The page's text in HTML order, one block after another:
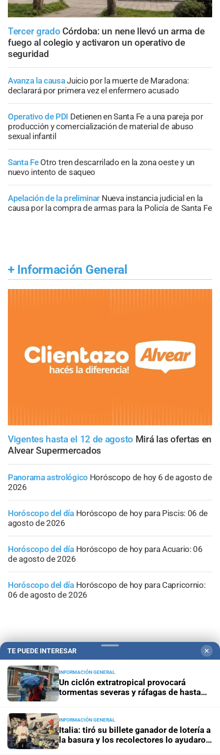
Tercer grado Córdoba: un nene llevó un arma de
fuego al colegio y activaron un operativo de
seguridad
Avanza la causaJuicio por la muerte de Maradona:
declarará por primera vez el enfermero acusado
Operativo de PDI Detienen en Santa Fe a una pareja por
producción y comercialización de material de abuso
sexual infantil
Santa Fe Otro tren descarrilado en la zona oeste y un
nuevo intento de saqueo
Apelación de la preliminar Nueva instancia judicial en la
causa por la compra de armas para la Policía de Santa Fe
+ Información General
Vigentes hasta el 12 de agosto Mirá las ofertas en
Alvear Supermercados
Panorama astrológico Horóscopo de hoy 6 de agosto de
2026
Horóscopo del día Horóscopo de hoy para Piscis: 06 de
agosto de 2026
Horóscopo del día Horóscopo de hoy para Acuario: 06
de agosto de 2026
Horóscopo del día Horóscopo de hoy para Capricornio:
06 de agosto de 2026
Campolitoral Revista Nosotros Clasificados
CYD Litoral
TE PUEDE INTERESAR ✕
INFORMACIÓN GENERAL
Un ciclón extratropical provocará
tormentas severas y ráfagas de hasta
INFORMACIÓN GENERAL
Italia: tiró su billete ganador de lotería a
la basura y los recolectores lo ayudaron